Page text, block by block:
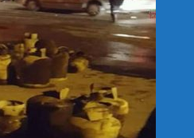
توقيف مواطن أجنبي مبحوث عنه
بموجب أمر دولي بإلقاء القبض
بمراكش